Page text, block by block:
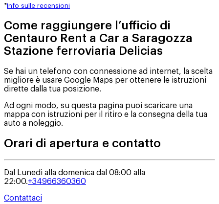
*Info sulle recensioni
Come raggiungere l’ufficio di
Centauro Rent a Car a Saragozza
Stazione ferroviaria Delicias
Se hai un telefono con connessione ad internet, la scelta
migliore è usare Google Maps per ottenere le istruzioni
dirette dalla tua posizione.
Ad ogni modo, su questa pagina puoi scaricare una
mappa con istruzioni per il ritiro e la consegna della tua
auto a noleggio.
Orari di apertura e contatto
Dal Lunedì alla domenica dal 08:00 alla
22:00.+34966360360
Contattaci